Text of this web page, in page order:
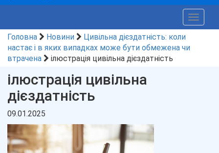
Toggle
Головна
Новини
Цивільна дієздатність: коли
настає і в яких випадках може бути обмежена чи
втрачена
ілюстрація цивільна дієздатність
ілюстрація цивільна
дієздатність
09.01.2025